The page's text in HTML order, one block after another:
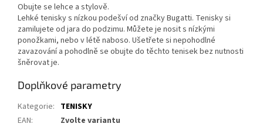
Obujte se lehce a stylově.
Lehké tenisky s nízkou podešví od značky Bugatti. Tenisky si
zamilujete od jara do podzimu. Můžete je nosit s nízkými
ponožkami, nebo v létě naboso. Ušetřete si nepohodlné
zavazování a pohodlně se obujte do těchto tenisek bez nutnosti
šněrovat je.
Doplňkové parametry
Kategorie: TENISKY
EAN:
Zvolte variantu